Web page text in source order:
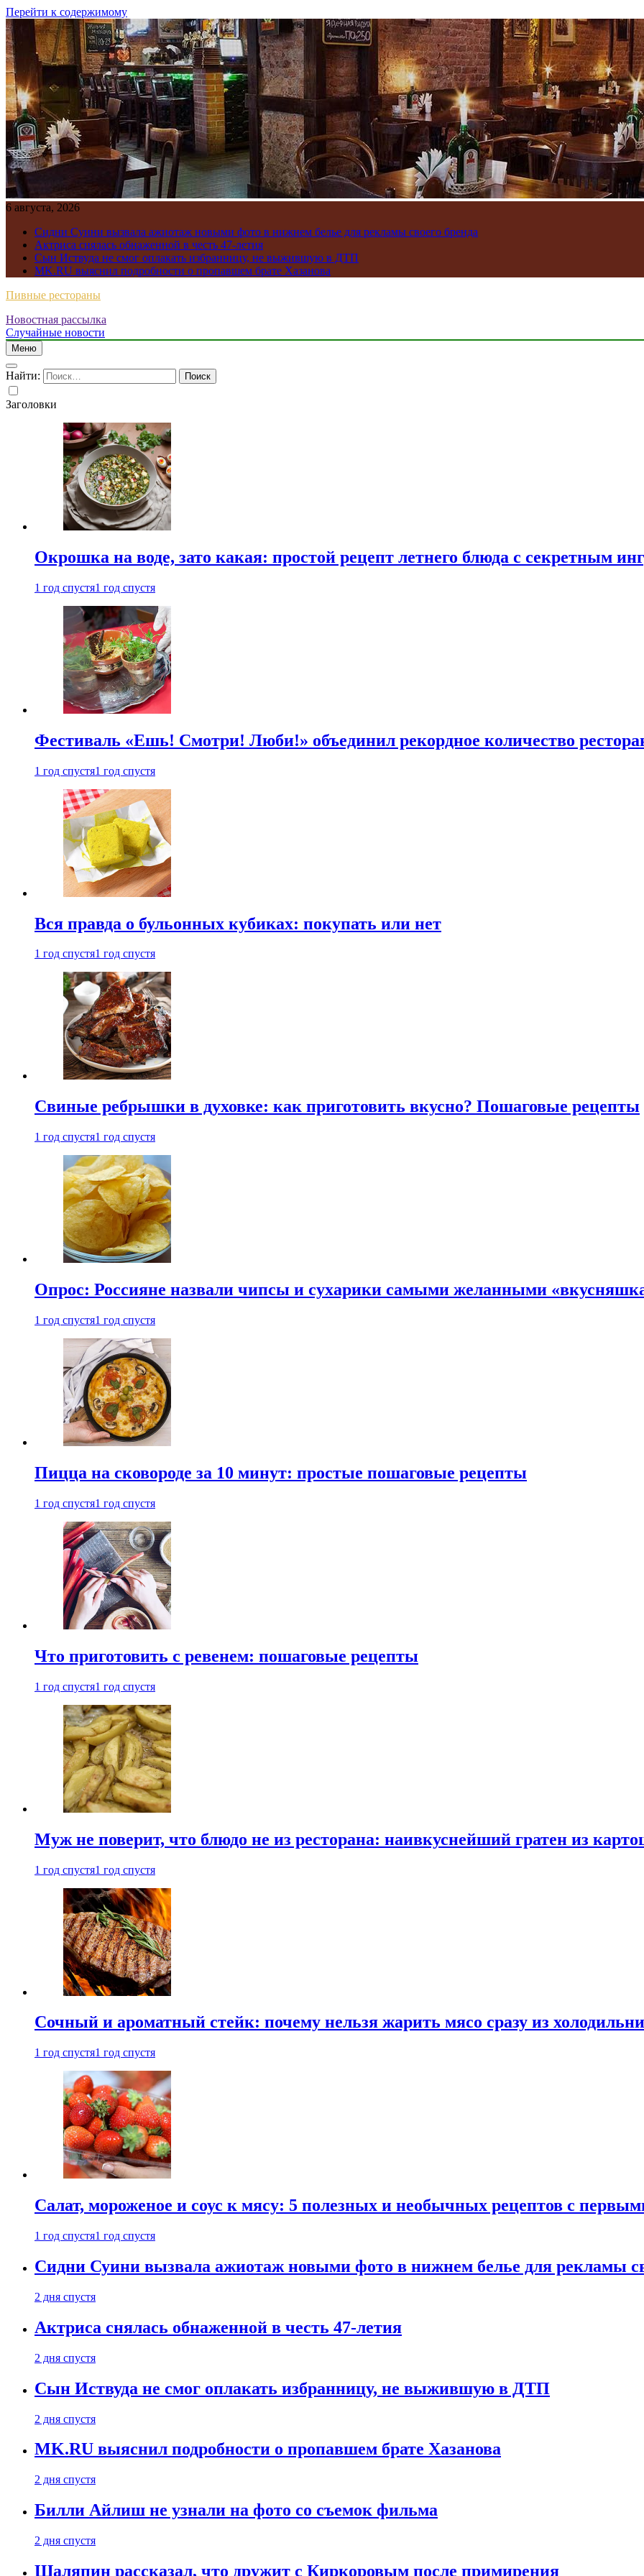
Перейти к содержимому
6 августа, 2026
Сидни Суини вызвала ажиотаж новыми фото в нижнем белье для рекламы своего бренда
Актриса снялась обнаженной в честь 47-летия
Сын Иствуда не смог оплакать избранницу, не выжившую в ДТП
MK.RU выяснил подробности о пропавшем брате Хазанова
Пивные рестораны
Новостная рассылка
Случайные новости
Меню
Найти:
Заголовки
Окрошка на воде, зато какая: простой рецепт летнего блюда с секретным
1 год спустя1 год спустя
Фестиваль «Ешь! Смотри! Люби!» объединил рекордное количество
1 год спустя1 год спустя
Вся правда о бульонных кубиках: покупать или нет
1 год спустя1 год спустя
Свиные ребрышки в духовке: как приготовить вкусно? Пошаговые рецепты
1 год спустя1 год спустя
Опрос: Россияне назвали чипсы и сухарики самыми желанными
1 год спустя1 год спустя
Пицца на сковороде за 10 минут: простые пошаговые рецепты
1 год спустя1 год спустя
Что приготовить с ревенем: пошаговые рецепты
1 год спустя1 год спустя
Муж не поверит, что блюдо не из ресторана: наивкуснейший гратен из
1 год спустя1 год спустя
Сочный и ароматный стейк: почему нельзя жарить мясо сразу из
1 год спустя1 год спустя
Салат, мороженое и соус к мясу: 5 полезных и необычных рецептов с
1 год спустя1 год спустя
Сидни Суини вызвала ажиотаж новыми фото в нижнем белье для рекламы
2 дня спустя
Актриса снялась обнаженной в честь 47-летия
2 дня спустя
Сын Иствуда не смог оплакать избранницу, не выжившую в ДТП
2 дня спустя
MK.RU выяснил подробности о пропавшем брате Хазанова
2 дня спустя
Билли Айлиш не узнали на фото со съемок фильма
2 дня спустя
Шаляпин рассказал, что дружит с Киркоровым после примирения